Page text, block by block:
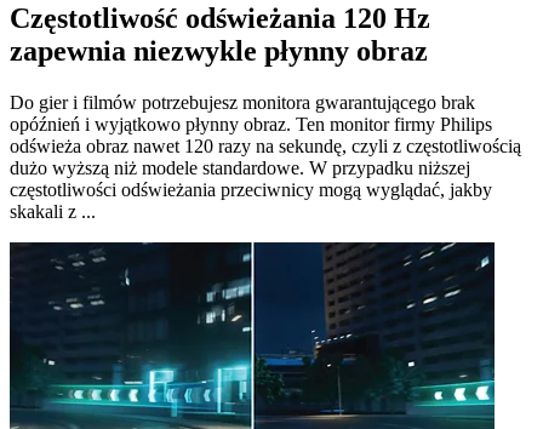
Częstotliwość odświeżania 120 Hz
zapewnia niezwykle płynny obraz
Do gier i filmów potrzebujesz monitora gwarantującego brak
opóźnień i wyjątkowo płynny obraz. Ten monitor firmy Philips
odświeża obraz nawet 120 razy na sekundę, czyli z częstotliwością
dużo wyższą niż modele standardowe. W przypadku niższej
częstotliwości odświeżania przeciwnicy mogą wyglądać, jakby
skakali z ...